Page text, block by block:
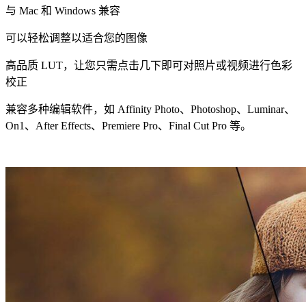
与 Mac 和 Windows 兼容
可以轻松调整以适合您的图像
高品质 LUT，让您只需点击几下即可对照片或视频进行色彩
校正
兼容多种编辑软件，如 Affinity Photo、Photoshop、Luminar、
On1、After Effects、Premiere Pro、Final Cut Pro 等。